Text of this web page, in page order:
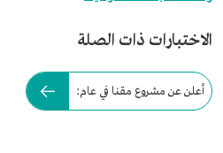
الاختبارات ذات الصلة
أعلن عن مشروع مقنا في عام: